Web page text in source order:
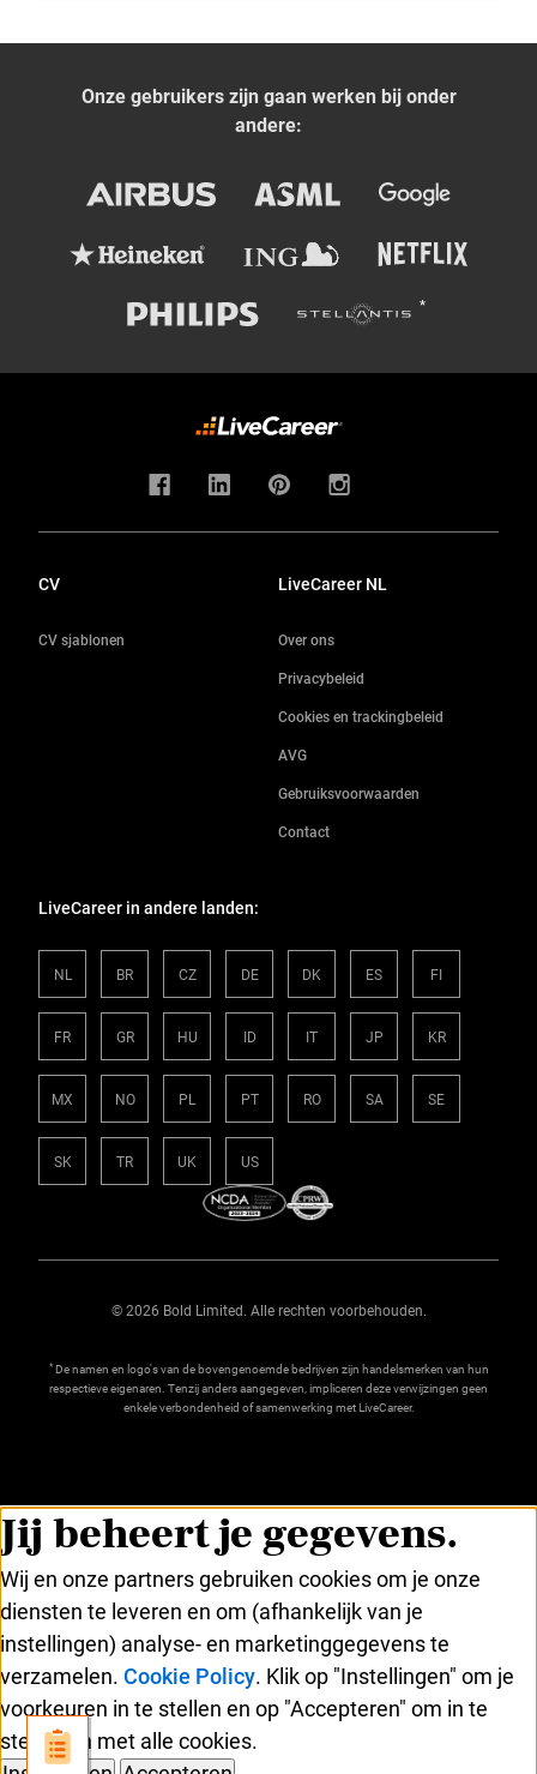
Onze gebruikers zijn gaan werken bij onder
andere:
CV
CV sjablonen
LiveCareer NL
Over ons
Privacybeleid
Cookies en trackingbeleid
AVG
Gebruiksvoorwaarden
Contact
LiveCareer in andere landen:
NL BR CZ DE DK ES FI
FR GR HU ID IT JP KR
MX NO PL PT RO SA SE
SK TR UK US
© 2026 Bold Limited. Alle rechten voorbehouden.
*De namen en logo's van de bovengenoemde bedrijven zijn handelsmerken van hun
respectieve eigenaren. Tenzij anders aangegeven, impliceren deze verwijzingen geen
enkele verbondenheid of samenwerking met LiveCareer.
Jij beheert je gegevens.
Wij en onze partners gebruiken cookies om je onze
diensten te leveren en om (afhankelijk van je
instellingen) analyse- en marketinggegevens te
verzamelen. Cookie Policy. Klik op "Instellingen" om je
voorkeuren in te stellen en op "Accepteren" om in te
stemmen met alle cookies.